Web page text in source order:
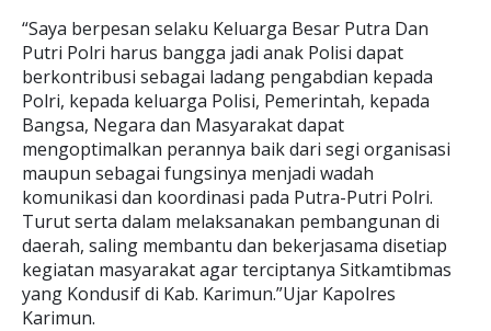
“Saya berpesan selaku Keluarga Besar Putra Dan
Putri Polri harus bangga jadi anak Polisi dapat
berkontribusi sebagai ladang pengabdian kepada
Polri, kepada keluarga Polisi, Pemerintah, kepada
Bangsa, Negara dan Masyarakat dapat
mengoptimalkan perannya baik dari segi organisasi
maupun sebagai fungsinya menjadi wadah
komunikasi dan koordinasi pada Putra-Putri Polri.
Turut serta dalam melaksanakan pembangunan di
daerah, saling membantu dan bekerjasama disetiap
kegiatan masyarakat agar terciptanya Sitkamtibmas
yang Kondusif di Kab. Karimun.”Ujar Kapolres
Karimun.